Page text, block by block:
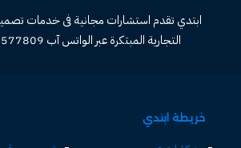
ابتدي تقدم استشارات مجانية فى خدمات تصميم
التجارية المبتكرة عبر الواتس آب 00966582577809
خريطة ابتدي